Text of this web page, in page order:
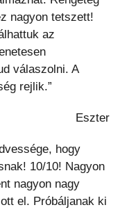
nagyon tetszett!
az
válaszolni. A
rejlik.”
Eszter
hogy
10/10! Nagyon
nagyon nagy
el. Próbáljanak ki